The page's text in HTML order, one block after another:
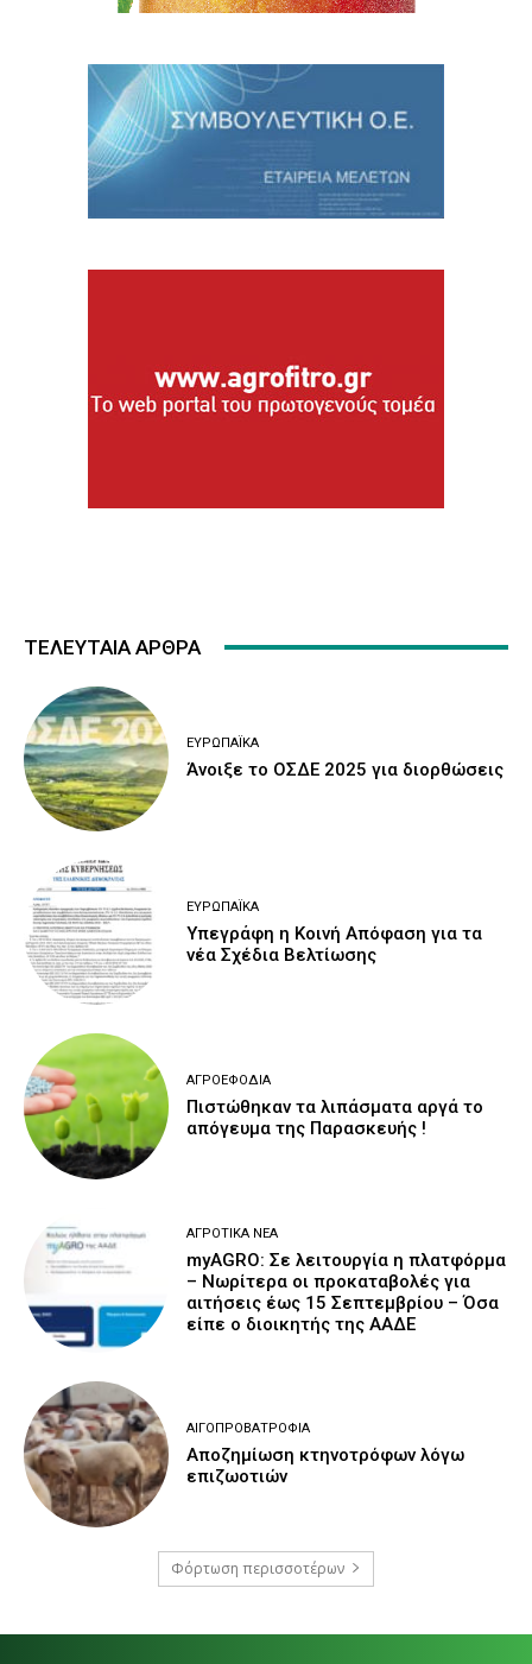
ΤΕΛΕΥΤΑΙΑ ΑΡΘΡΑ
ΕΥΡΩΠΑΪΚΆ
Άνοιξε το ΟΣΔΕ 2025 για διορθώσεις
ΕΥΡΩΠΑΪΚΆ
Υπεγράφη η Κοινή Απόφαση για τα
νέα Σχέδια Βελτίωσης
ΑΓΡΟΕΦΌΔΙΑ
Πιστώθηκαν τα λιπάσματα αργά το
απόγευμα της Παρασκευής !
ΑΓΡΟΤΙΚΆ ΝΈΑ
myAGRO: Σε λειτουργία η πλατφόρμα
– Νωρίτερα οι προκαταβολές για
αιτήσεις έως 15 Σεπτεμβρίου – Όσα
είπε ο διοικητής της ΑΑΔΕ
ΑΙΓΟΠΡΟΒΑΤΡΟΦΊΑ
Αποζημίωση κτηνοτρόφων λόγω
επιζωοτιών
Φόρτωση περισσοτέρων